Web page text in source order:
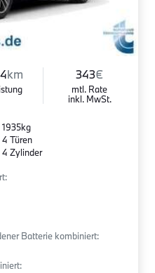
km 343€
mtl. Rate
inkl. MwSt.
1935kg
4 Türen
4 Zylinder
Batterie kombiniert: